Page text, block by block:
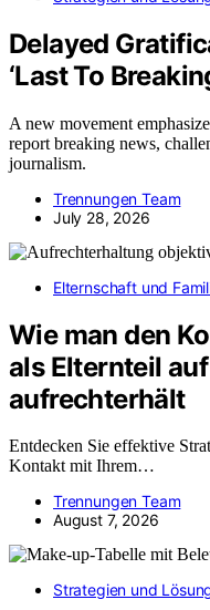
Delayed
‘Last To
A new movement
report breaking news,
journalism.
Trennungen Team
July 28, 2026
Elternschaft und
Wie man den
als Elternteil
aufrechterhält
Entdecken Sie effektive
Kontakt mit Ihrem…
Trennungen Team
August 7, 2026
Strategien und